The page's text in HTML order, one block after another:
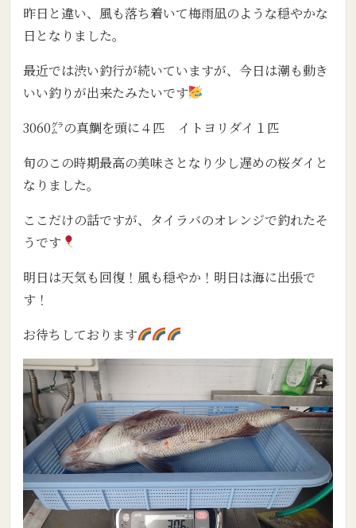
昨日と違い、風も落ち着いて梅雨凪のような穏やかな
日となりました。
最近では渋い釣行が続いていますが、今日は潮も動き
いい釣りが出来たみたいです
3060㌘の真鯛を頭に４匹 イトヨリダイ１匹
旬のこの時期最高の美味さとなり少し遅めの桜ダイと
なりました。
ここだけの話ですが、タイラバのオレンジで釣れたそ
うです
明日は天気も回復！風も穏やか！明日は海に出張で
す！
お待ちしております